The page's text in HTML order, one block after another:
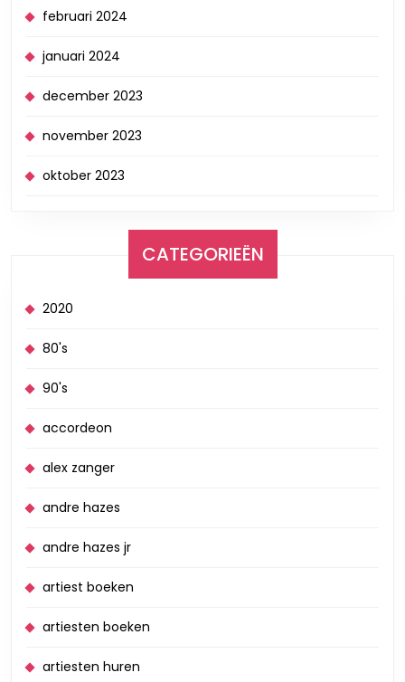
februari 2024
januari 2024
december 2023
november 2023
oktober 2023
CATEGORIEËN
2020
80's
90's
accordeon
alex zanger
andre hazes
andre hazes jr
artiest boeken
artiesten boeken
artiesten huren